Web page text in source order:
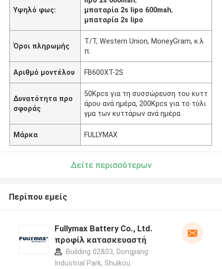
Υψηλό φως:
μπαταρία 2s lipo 600mah,
μπαταρία 2s lipo
Όροι πληρωμής
T/T, Western Union, MoneyGram, κ.λ
π.
Αριθμό μοντέλου FB600XT-2S
Δυνατότητα προ
σφοράς
50Kpcs για τη συσσώρευση του κυττ
άρου ανά ημέρα, 200Kpcs για το τύλι
γμα των κυττάρων ανά ημέρα
Μάρκα FULLYMAX
Δείτε περισσότερων
Περίπου εμείς
Fullymax Battery Co., Ltd.
προφίλ κατασκευαστή
Building 02&03, Dongjiang
Industrial Park, Shuikou